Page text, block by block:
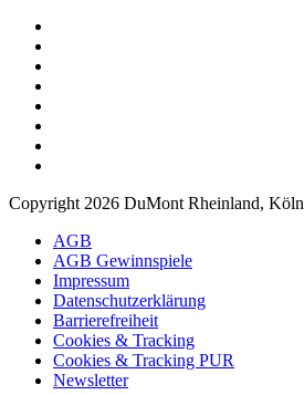
Copyright 2026 DuMont Rheinland, Köln
AGB
AGB Gewinnspiele
Impressum
Datenschutzerklärung
Barrierefreiheit
Cookies & Tracking
Cookies & Tracking PUR
Newsletter